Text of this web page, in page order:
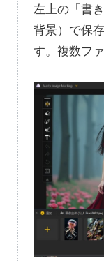
左上の「書
背景）で保
す。複数フ